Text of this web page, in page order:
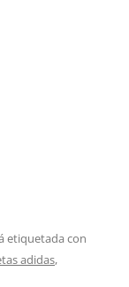
etiquetada con
adidas,